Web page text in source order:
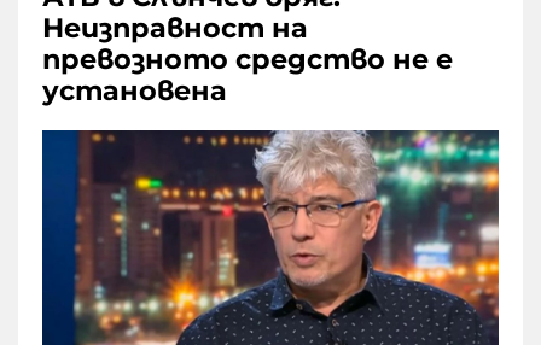
Неизправност на
превозното средство не е
установена